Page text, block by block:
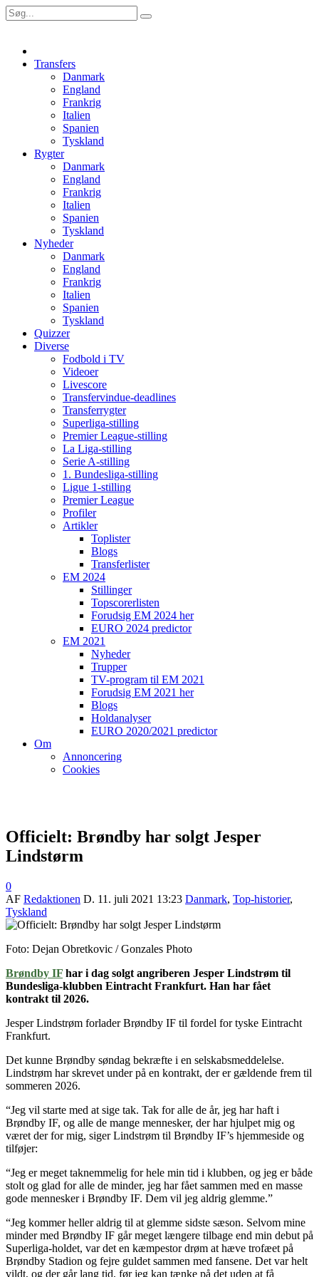
Transfers
Danmark
England
Frankrig
Italien
Spanien
Tyskland
Rygter
Danmark
England
Frankrig
Italien
Spanien
Tyskland
Nyheder
Danmark
England
Frankrig
Italien
Spanien
Tyskland
Quizzer
Diverse
Fodbold i TV
Videoer
Livescore
Transfervindue-deadlines
Transferrygter
Superliga-stilling
Premier League-stilling
La Liga-stilling
Serie A-stilling
1. Bundesliga-stilling
Ligue 1-stilling
Premier League
Profiler
Artikler
Toplister
Blogs
Transferlister
EM 2024
Stillinger
Topscorerlisten
Forudsig EM 2024 her
EURO 2024 predictor
EM 2021
Nyheder
Trupper
TV-program til EM 2021
Forudsig EM 2021 her
Blogs
Holdanalyser
EURO 2020/2021 predictor
Om
Annoncering
Cookies
Officielt: Brøndby har solgt Jesper
Lindstørm
0
AF Redaktionen D. 11. juli 2021 13:23 Danmark, Top-historier,
Tyskland
Foto: Dejan Obretkovic / Gonzales Photo
Brøndby IF har i dag solgt angriberen Jesper Lindstrøm til
Bundesliga-klubben Eintracht Frankfurt. Han har fået
kontrakt til 2026.
Jesper Lindstrøm forlader Brøndby IF til fordel for tyske Eintracht
Frankfurt.
Det kunne Brøndby søndag bekræfte i en selskabsmeddelelse.
Lindstrøm har skrevet under på en kontrakt, der er gældende frem til
sommeren 2026.
“Jeg vil starte med at sige tak. Tak for alle de år, jeg har haft i
Brøndby IF, og alle de mange mennesker, der har hjulpet mig og
været der for mig, siger Lindstrøm til Brøndby IF’s hjemmeside og
tilføjer:
“Jeg er meget taknemmelig for hele min tid i klubben, og jeg er både
stolt og glad for alle de minder, jeg har fået sammen med en masse
gode mennesker i Brøndby IF. Dem vil jeg aldrig glemme.”
“Jeg kommer heller aldrig til at glemme sidste sæson. Selvom mine
minder med Brøndby IF går meget længere tilbage end min debut på
Superliga-holdet, var det en kæmpestor drøm at hæve trofæet på
Brøndby Stadion og fejre guldet sammen med fansene. Det var helt
vildt, og der går lang tid, før jeg kan tænke på det uden at få